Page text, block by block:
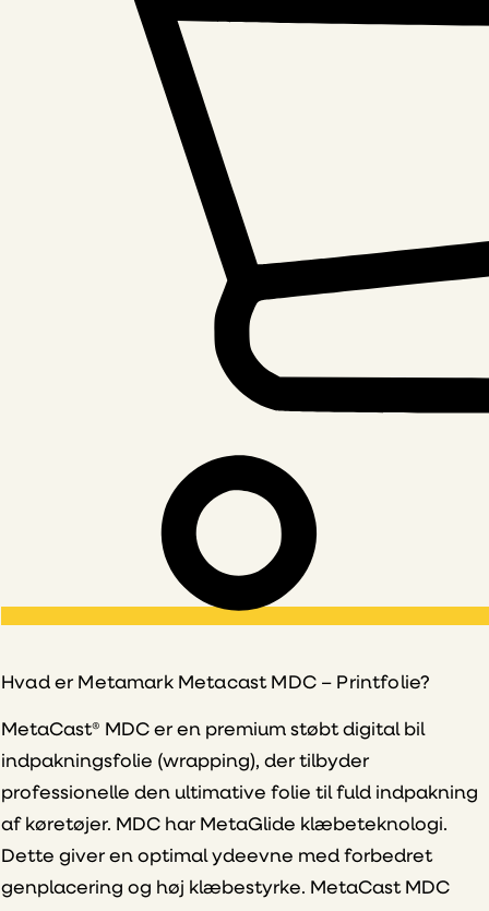
Hvad er Metamark Metacast MDC – Printfolie?
MetaCast® MDC er en premium støbt digital bil
indpakningsfolie (wrapping), der tilbyder
professionelle den ultimative folie til fuld indpakning
af køretøjer. MDC har MetaGlide klæbeteknologi.
Dette giver en optimal ydeevne med forbedret
genplacering og høj klæbestyrke. MetaCast MDC